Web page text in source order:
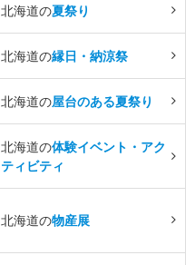
北海道の夏祭り
北海道の縁日・納涼祭
北海道の屋台のある夏祭り
北海道の体験イベント・アク
ティビティ
北海道の物産展